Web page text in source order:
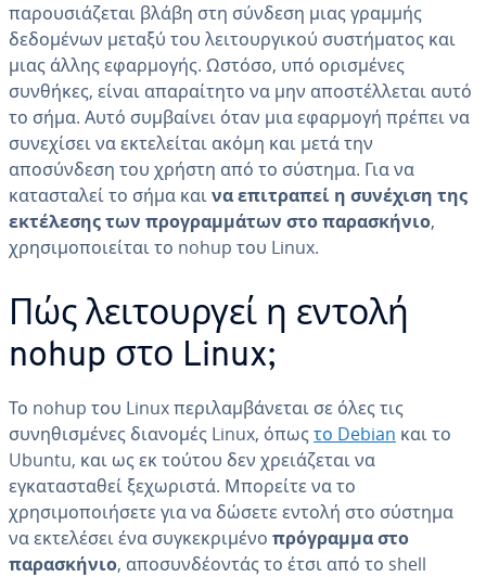
παρουσιάζεται βλάβη στη σύνδεση μιας γραμμής
δεδομένων μεταξύ του λειτουργικού συστήματος και
μιας άλλης εφαρμογής. Ωστόσο, υπό ορισμένες
συνθήκες, είναι απαραίτητο να μην αποστέλλεται αυτό
το σήμα. Αυτό συμβαίνει όταν μια εφαρμογή πρέπει να
συνεχίσει να εκτελείται ακόμη και μετά την
αποσύνδεση του χρήστη από το σύστημα. Για να
κατασταλεί το σήμα καινα επιτραπεί η συνέχιση της
εκτέλεσης των προγραμμάτων στο παρασκήνιο,
χρησιμοποιείται το nohup του Linux.
Πώς λειτουργεί η εντολή
nohup στο Linux;
Το nohup του Linux περιλαμβάνεται σε όλες τις
συνηθισμένες διανομές Linux, όπωςτο Debian και το
Ubuntu, και ως εκ τούτου δεν χρειάζεται να
εγκατασταθεί ξεχωριστά. Μπορείτε να το
χρησιμοποιήσετε για να δώσετε εντολή στο σύστημα
να εκτελέσει ένα συγκεκριμένο πρόγραμμα στο
παρασκήνιο, αποσυνδέοντάς το έτσι από το shell